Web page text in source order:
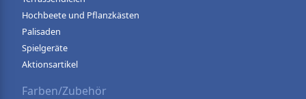
Hochbeete und Pflanzkästen
Palisaden
Spielgeräte
Aktionsartikel
Farben/Zubehör